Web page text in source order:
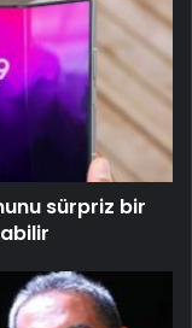
sürpriz bir